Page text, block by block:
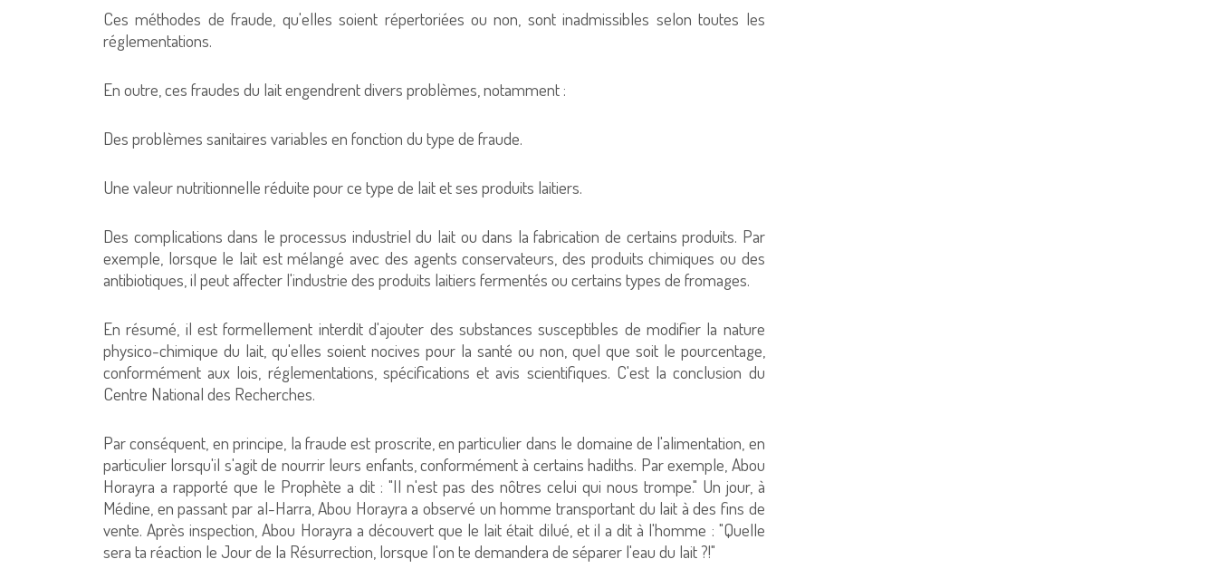
Ces méthodes de fraude, qu'elles soient répertoriées ou non, sont inadmissibles selon toutes les
réglementations.
En outre, ces fraudes du lait engendrent divers problèmes, notamment :
Des problèmes sanitaires variables en fonction du type de fraude.
Une valeur nutritionnelle réduite pour ce type de lait et ses produits laitiers.
Des complications dans le processus industriel du lait ou dans la fabrication de certains produits. Par
exemple, lorsque le lait est mélangé avec des agents conservateurs, des produits chimiques ou des
antibiotiques, il peut affecter l'industrie des produits laitiers fermentés ou certains types de fromages.
En résumé, il est formellement interdit d'ajouter des substances susceptibles de modifier la nature
physico-chimique du lait, qu'elles soient nocives pour la santé ou non, quel que soit le pourcentage,
conformément aux lois, réglementations, spécifications et avis scientifiques. C'est la conclusion du
Centre National des Recherches.
Par conséquent, en principe, la fraude est proscrite, en particulier dans le domaine de l'alimentation, en
particulier lorsqu'il s'agit de nourrir leurs enfants, conformément à certains hadiths. Par exemple, Abou
Horayra a rapporté que le Prophète a dit : "Il n'est pas des nôtres celui qui nous trompe." Un jour, à
Médine, en passant par al-Harra, Abou Horayra a observé un homme transportant du lait à des fins de
vente. Après inspection, Abou Horayra a découvert que le lait était dilué, et il a dit à l'homme : "Quelle
sera ta réaction le Jour de la Résurrection, lorsque l'on te demandera de séparer l'eau du lait ?!"